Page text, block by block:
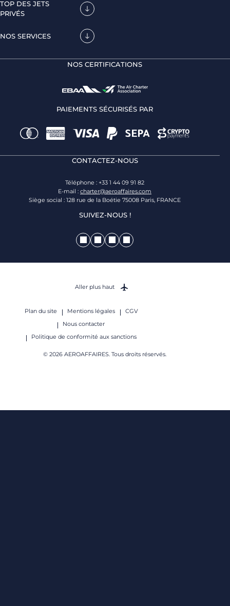
TOP DES JETS
PRIVÉS
NOS SERVICES
NOS CERTIFICATIONS
PAIEMENTS SÉCURISÉS PAR
CONTACTEZ-NOUS
Téléphone : +33 1 44 09 91 82
E-mail : charter@aeroaffaires.com
Siège social : 128 rue de la Boétie 75008 Paris, FRANCE
SUIVEZ-NOUS !
Plan du site Mentions légales
CGV
Nous contacter
Politique de conformité aux sanctions
© 2026 AEROAFFAIRES. Tous droits réservés.
Aller plus haut